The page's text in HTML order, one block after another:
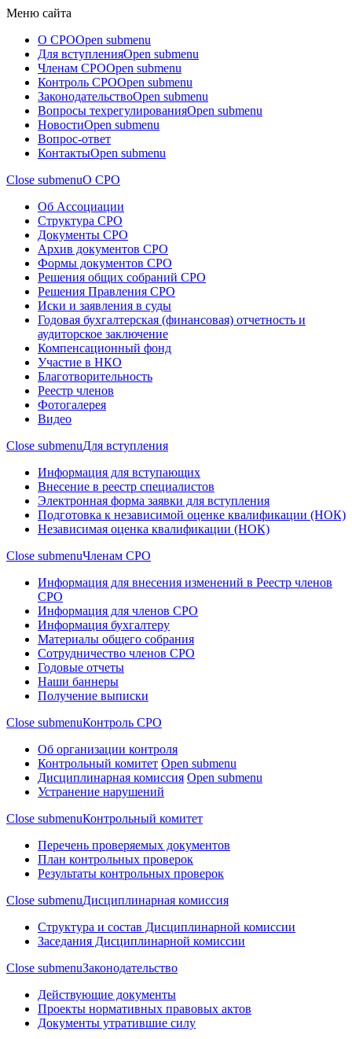
Меню сайта
О СРОOpen submenu
Для вступленияOpen submenu
Членам СРОOpen submenu
Контроль СРОOpen submenu
ЗаконодательствоOpen submenu
Вопросы техрегулированияOpen submenu
НовостиOpen submenu
Вопрос-ответ
КонтактыOpen submenu
Close submenuО СРО
Об Ассоциации
Структура СРО
Документы СРО
Архив документов СРО
Формы документов СРО
Решения общих собраний СРО
Решения Правления СРО
Иски и заявления в суды
Годовая бухгалтерская (финансовая) отчетность и
аудиторское заключение
Компенсационный фонд
Участие в НКО
Благотворительность
Реестр членов
Фотогалерея
Видео
Close submenuДля вступления
Информация для вступающих
Внесение в реестр специалистов
Электронная форма заявки для вступления
Подготовка к независимой оценке квалификации (НОК)
Независимая оценка квалификации (НОК)
Close submenuЧленам СРО
Информация для внесения изменений в Реестр членов
СРО
Информация для членов СРО
Информация бухгалтеру
Материалы общего собрания
Сотрудничество членов СРО
Годовые отчеты
Наши баннеры
Получение выписки
Close submenuКонтроль СРО
Об организации контроля
Контрольный комитет Open submenu
Дисциплинарная комиссия Open submenu
Устранение нарушений
Close submenuКонтрольный комитет
Перечень проверяемых документов
План контрольных проверок
Результаты контрольных проверок
Close submenuДисциплинарная комиссия
Структура и состав Дисциплинарной комиссии
Заседания Дисциплинарной комиссии
Close submenuЗаконодательство
Действующие документы
Проекты нормативных правовых актов
Документы утратившие силу